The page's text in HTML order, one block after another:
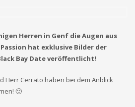
Herren in Genf die Augen aus
hat exklusive Bilder der
Bay Date veröffentlicht!
Herr Cerrato haben bei dem Anblick
🙂